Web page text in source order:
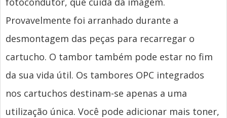
Provavelmente foi arranhado durante a
desmontagem das peças para recarregar o
cartucho. O tambor também pode estar no fim
da sua vida útil. Os tambores OPC integrados
nos cartuchos destinam-se apenas a uma
utilização única. Você pode adicionar mais toner,